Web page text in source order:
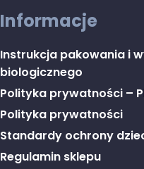
Informacje
Instrukcja pakowania i
biologicznego
Polityka prywatności –
Polityka prywatności
Standardy ochrony
Regulamin sklepu